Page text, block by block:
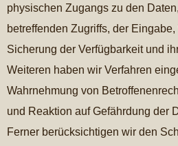
physischen Zugangs zu den
betreffenden Zugriffs, der
Sicherung der Verfügbarkeit und
Weiteren haben wir Verfahren
Wahrnehmung von
und Reaktion auf Gefährdung der
Ferner berücksichtigen wir den